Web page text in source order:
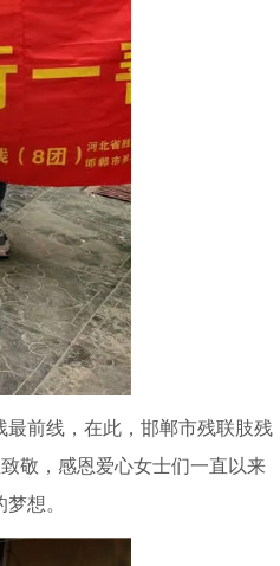
前线，在此，邯郸市残联肢残
敬，感恩爱心女士们一直以来
想。